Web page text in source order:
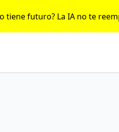
tiene futuro? La IA no te